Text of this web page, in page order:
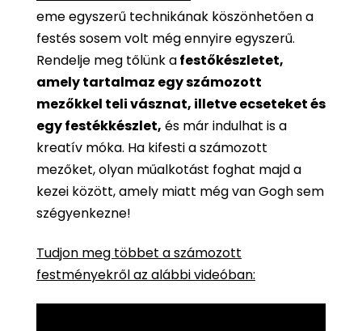
eme egyszerű technikának köszönhetően a
festés sosem volt még ennyire egyszerű.
Rendelje meg tőlünk afestőkészletet,
amely tartalmaz egy számozott
mezőkkel teli vásznat, illetve ecseteket és
egy festékkészlet, és már indulhat is a
kreatív móka. Ha kifesti a számozott
mezőket, olyan műalkotást foghat majd a
kezei között, amely miatt még van Gogh sem
szégyenkezne!
Tudjon meg többet a számozott
festményekről az alábbi videóban: